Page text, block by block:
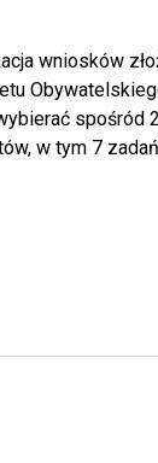
wniosków
spośród
w tym 7